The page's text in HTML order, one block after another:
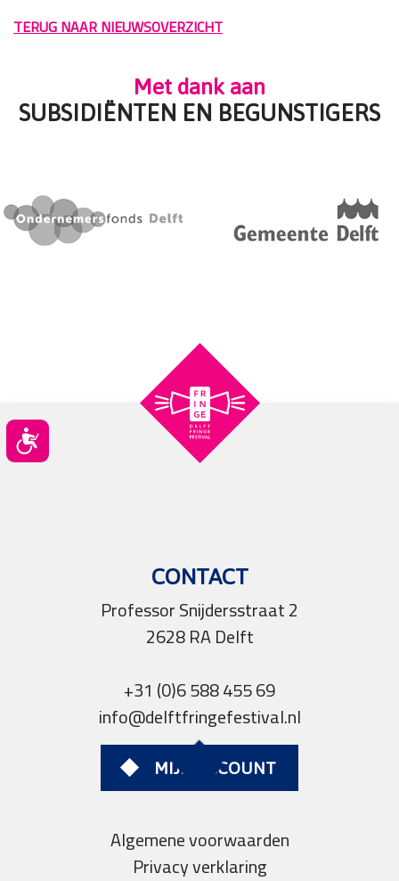
TERUG NAAR NIEUWSOVERZICHT
Met dank aan
SUBSIDIËNTEN EN BEGUNSTIGERS
CONTACT
Professor Snijdersstraat 2
2628 RA Delft
+31 (0)6 588 455 69
info@delftfringefestival.nl
MIJN ACCOUNT
Algemene voorwaarden
Privacy verklaring